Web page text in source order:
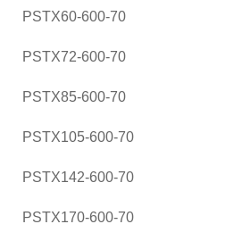
PSTX60-600-70
PSTX72-600-70
PSTX85-600-70
PSTX105-600-70
PSTX142-600-70
PSTX170-600-70